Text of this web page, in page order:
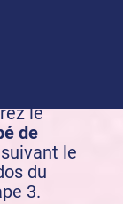
le
de
le
du
3.